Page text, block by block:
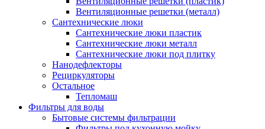
Вентиляционные решетки (металл)
Сантехнические люки
Сантехнические люки пластик
Сантехнические люки металл
Сантехнические люки под плитку
Нанодефлекторы
Рециркуляторы
Остальное
Тепломаш
Фильтры для воды
Бытовые системы фильтрации